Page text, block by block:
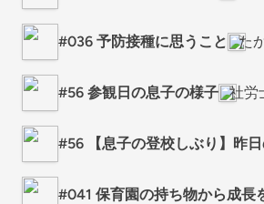
#036 予防接種に思うこと た
#56 参観日の息子の様子 社労
#56 【息子の登校しぶり】昨
#041 保育園の持ち物から成長